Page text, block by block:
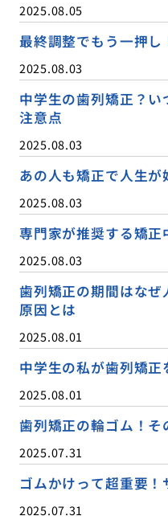
2025.08.05
最終調整でもう一押
2025.08.03
中学生の歯列矯正？
注意点
2025.08.03
あの人も矯正で人生が
2025.08.03
専門家が推奨する矯
2025.08.03
歯列矯正の期間はなぜ
原因とは
2025.08.01
中学生の私が歯列矯
2025.08.01
歯列矯正の輪ゴム！そ
2025.07.31
ゴムかけって超重要
2025.07.31